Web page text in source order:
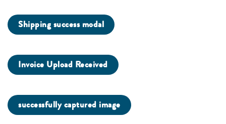
Shipping success modal
Invoice Upload Received
successfully captured image